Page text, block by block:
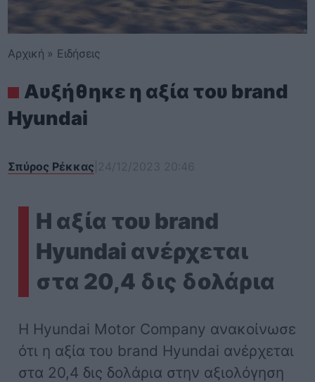
Αρχική » Ειδήσεις
Αυξήθηκε η αξία του brand
Hyundai
Σπύρος Ρέκκας
Η αξία του brand
Hyundai ανέρχεται
στα 20,4 δις δολάρια
Η Hyundai Motor Company ανακοίνωσε
ότι η αξία του brand Hyundai ανέρχεται
στα 20,4 δις δολάρια στην αξιολόγηση